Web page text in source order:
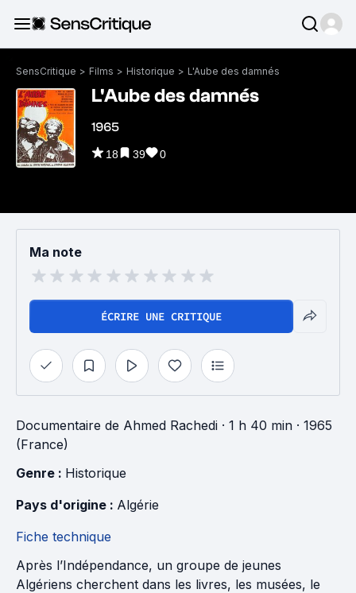
SensCritique > Films > Historique > L'Aube des damnés
L'Aube des damnés
1965
18 39 0
Ma note
ÉCRIRE UNE CRITIQUE
Documentaire de Ahmed Rachedi · 1 h 40 min · 1965
(France)
Genre : Historique
Pays d'origine : Algérie
Fiche technique
Après l’Indépendance, un groupe de jeunes
Algériens cherchent dans les livres, les musées, le